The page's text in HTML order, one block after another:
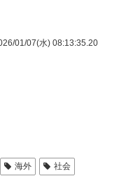
01/07(水) 08:13:35.20
海外
社会